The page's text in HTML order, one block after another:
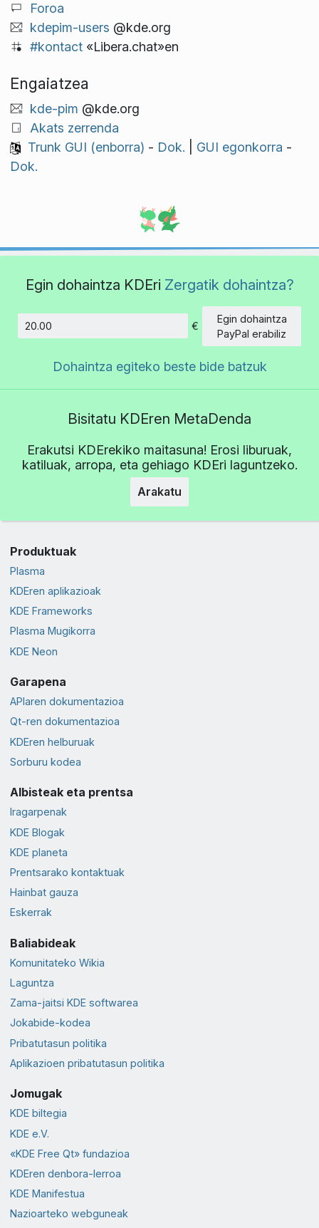
Foroa
kdepim-users @kde.org
#kontact«Libera.chat»en
Engaiatzea
kde-pim @kde.org
Akats zerrenda
Trunk GUI (enborra) - Dok. GUI egonkorra -
Dok.
Egin dohaintza KDEri Zergatik dohaintza?
Kopurua
€
Egin dohaintza
PayPal erabiliz
Dohaintza egiteko beste bide batzuk
Bisitatu KDEren MetaDenda
Erakutsi KDErekiko maitasuna! Erosi liburuak,
katiluak, arropa, eta gehiago KDEri laguntzeko.
Arakatu
Produktuak
Plasma
KDEren aplikazioak
KDE Frameworks
Plasma Mugikorra
KDE Neon
Garapena
APIaren dokumentazioa
Qt-ren dokumentazioa
KDEren helburuak
Sorburu kodea
Albisteak eta prentsa
Iragarpenak
KDE Blogak
KDE planeta
Prentsarako kontaktuak
Hainbat gauza
Eskerrak
Baliabideak
Komunitateko Wikia
Laguntza
Zama-jaitsi KDE softwarea
Jokabide-kodea
Pribatutasun politika
Aplikazioen pribatutasun politika
Jomugak
KDE biltegia
KDE e.V.
«KDE Free Qt» fundazioa
KDEren denbora-lerroa
KDE Manifestua
Nazioarteko webguneak